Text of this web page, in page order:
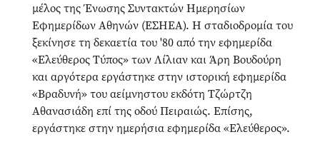
μέλος της Ένωσης Συντακτών Ημερησίων
Εφημερίδων Αθηνών (ΕΣΗΕΑ). Η σταδιοδρομία του
ξεκίνησε τη δεκαετία του '80 από την εφημερίδα
«Ελεύθερος Τύπος» των Λίλιαν και Άρη Βουδούρη
και αργότερα εργάστηκε στην ιστορική εφημερίδα
«Βραδυνή» του αείμνηστου εκδότη Τζώρτζη
Αθανασιάδη επί της οδού Πειραιώς. Επίσης,
εργάστηκε στην ημερήσια εφημερίδα «Ελεύθερος».